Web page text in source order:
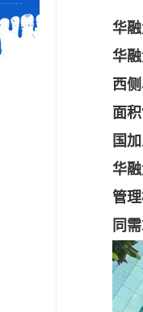
华
华
西
面
国
华
管
同需